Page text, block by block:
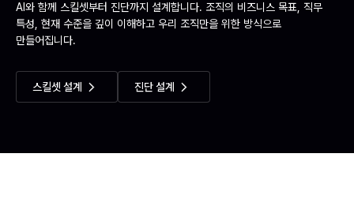
AI와 함께 스킬셋부터 진단까지 설계합니다. 조직의 비즈니스 목표, 직무
특성, 현재 수준을 깊이 이해하고 우리 조직만을 위한 방식으로
만들어집니다.
스킬셋 설계 진단 설계